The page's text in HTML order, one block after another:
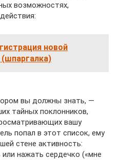
возможностях,
новой
(шпаргалка)
вы должны знать, —
тайных поклонников,
вашу
попал в этот список, ему
стене активность:
нажать сердечко («мне